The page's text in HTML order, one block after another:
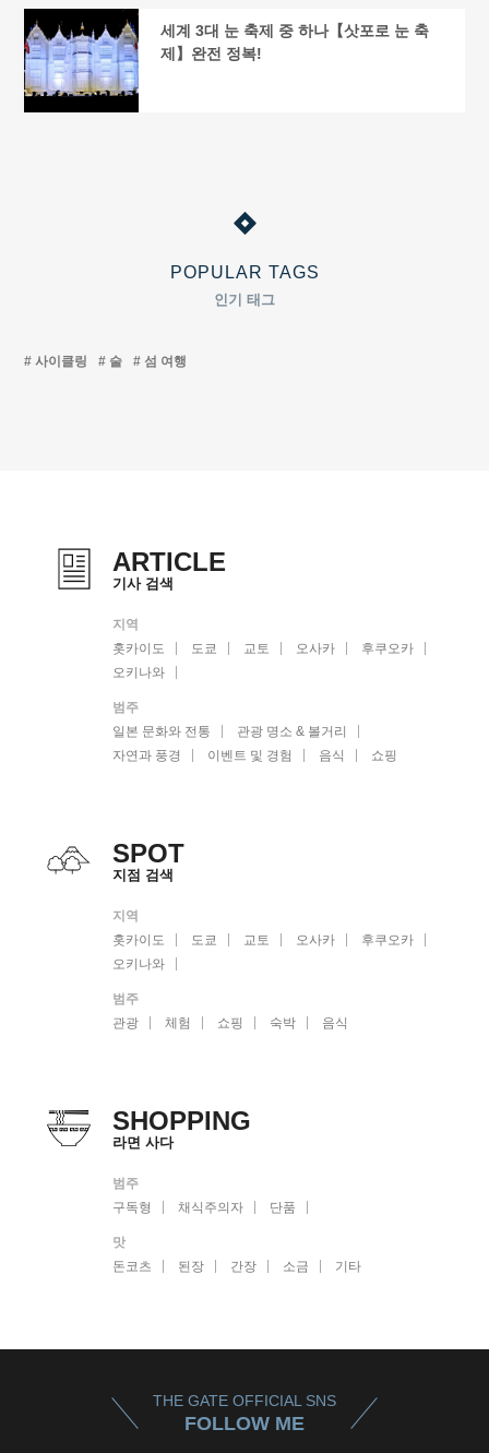
POPULAR TAGS
인기 태그
사이클링 술 섬 여행
세계 3대 눈 축제 중 하나【삿포로 눈 축
제】완전 정복!
ARTICLE
기사 검색
지역
홋카이도
도쿄 교토 오사카
후쿠오카
오키나와
범주
일본 문화와 전통
관광 명소 & 볼거리
자연과 풍경
이벤트 및 경험 음식 쇼핑
SPOT
지점 검색
지역
홋카이도
도쿄 교토 오사카
후쿠오카
오키나와
범주
관광
체험 쇼핑 숙박 음식
SHOPPING
라면 사다
범주
구독형
채식주의자 단품
맛
돈코츠
된장 간장 소금 기타
THE GATE OFFICIAL SNS
FOLLOW ME